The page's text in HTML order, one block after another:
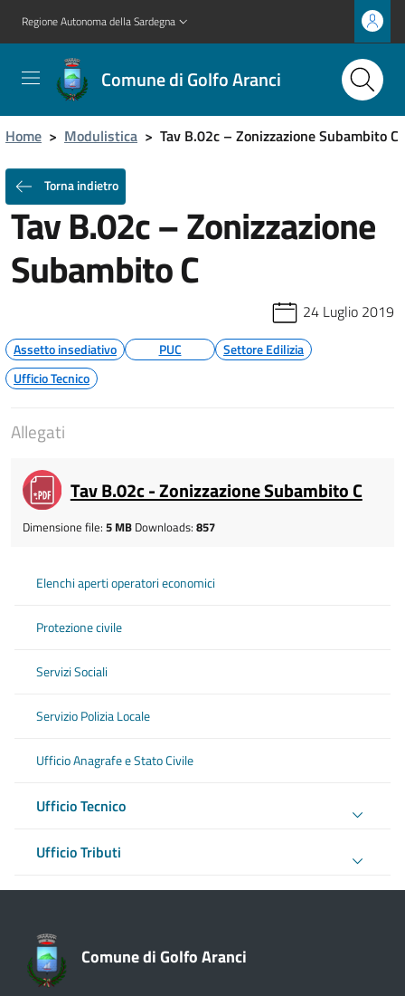
Regione Autonoma della Sardegna
Comune di Golfo Aranci
Home > Modulistica > Tav B.02c – Zonizzazione Subambito C
Torna indietro
Tav B.02c – Zonizzazione
Subambito C
24 Luglio 2019
Assetto insediativo PUC
Settore Edilizia
Ufficio Tecnico
Allegati
Tav B.02c - Zonizzazione Subambito C
Dimensione file: 5 MB Downloads: 857
Elenchi aperti operatori economici
Protezione civile
Servizi Sociali
Servizio Polizia Locale
Ufficio Anagrafe e Stato Civile
Ufficio Tecnico
Ufficio Tributi
Comune di Golfo Aranci